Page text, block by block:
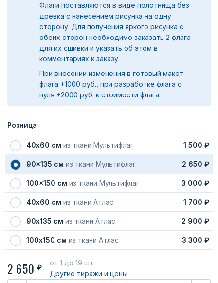
Флаги поставляются в виде полотнища без
древка с нанесением рисунка на одну
сторону. Для получения яркого рисунка с
обеих сторон необходимо заказать 2 флага
для их сшивки и указать об этом в
комментариях к заказу.
При внесении изменения в готовый макет
флага +1000 руб., при разработке флага с
нуля +2000 руб. к стоимости флага.
Розница
40х60 см из ткани Мультифлаг 1 500 ₽
90x135 см из ткани Мультифлаг 2 650 ₽
100x150 см из ткани Мультифлаг 3 000 ₽
40х60 см из ткани Атлас 1 700 ₽
90х135 см из ткани Атлас 2 900 ₽
100х150 см из ткани Атлас 3 300 ₽
2 650 ₽
от 1 до 19 шт.
Другие тиражи и цены